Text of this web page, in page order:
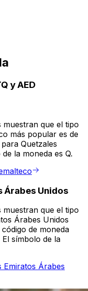
y AED
muestran que el tipo
más popular es de
Quetzales
la moneda es Q.
Árabes Unidos
muestran que el tipo
Árabes Unidos
de moneda
símbolo de la
Emiratos Árabes